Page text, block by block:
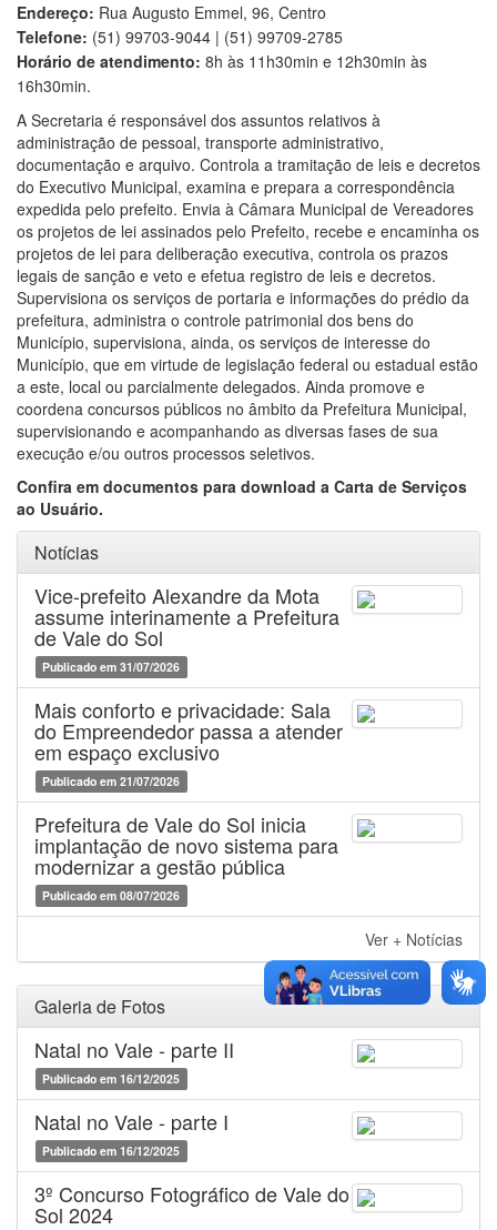
Endereço: Rua Augusto Emmel, 96, Centro
Telefone: (51) 99703-9044 | (51) 99709-2785
Horário de atendimento: 8h às 11h30min e 12h30min às
16h30min.
A Secretaria é responsável dos assuntos relativos à
administração de pessoal, transporte administrativo,
documentação e arquivo. Controla a tramitação de leis e decretos
do Executivo Municipal, examina e prepara a correspondência
expedida pelo prefeito. Envia à Câmara Municipal de Vereadores
os projetos de lei assinados pelo Prefeito, recebe e encaminha os
projetos de lei para deliberação executiva, controla os prazos
legais de sanção e veto e efetua registro de leis e decretos.
Supervisiona os serviços de portaria e informações do prédio da
prefeitura, administra o controle patrimonial dos bens do
Município, supervisiona, ainda, os serviços de interesse do
Município, que em virtude de legislação federal ou estadual estão
a este, local ou parcialmente delegados. Ainda promove e
coordena concursos públicos no âmbito da Prefeitura Municipal,
supervisionando e acompanhando as diversas fases de sua
execução e/ou outros processos seletivos.
Confira em documentos para download a Carta de Serviços
ao Usuário.
Notícias
Vice-prefeito Alexandre da Mota
assume interinamente a Prefeitura
de Vale do Sol
Publicado em 31/07/2026
Mais conforto e privacidade: Sala
do Empreendedor passa a atender
em espaço exclusivo
Publicado em 21/07/2026
Prefeitura de Vale do Sol inicia
implantação de novo sistema para
modernizar a gestão pública
Publicado em 08/07/2026
Ver + Notícias
Galeria de Fotos
Natal no Vale - parte II
Publicado em 16/12/2025
Natal no Vale - parte I
Publicado em 16/12/2025
3º Concurso Fotográfico de Vale do
Sol 2024